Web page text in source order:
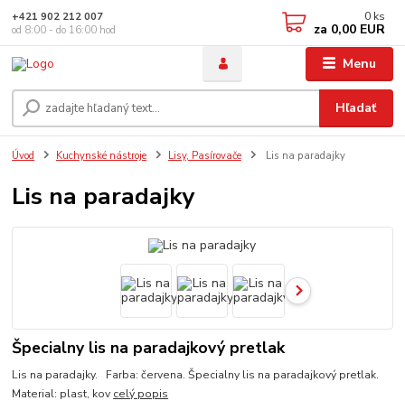
Menu
Hľadať
+421 902 212 007
od 8:00 - do 16:00 hod
0 ks
za 0,00 EUR
Úvod Kuchynské nástroje Lisy, Pasírovače Lis na paradajky
Lis na paradajky
Špecialny lis na paradajkový pretlak
Lis na paradajky. Farba: červena. Špecialny lis na paradajkový pretlak.
Material: plast, kov celý popis